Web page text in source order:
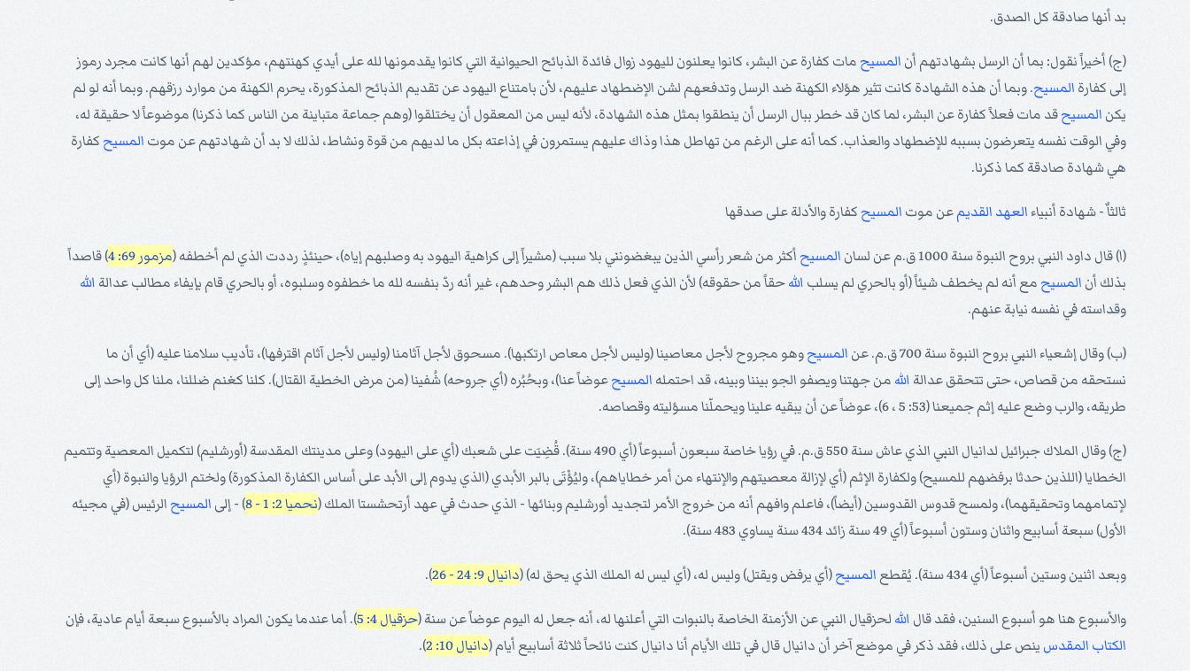
بد أنها صادقة كل الصدق.
(ج) أخيراً نقول: بما أن الرسل بشهادتهم أن المسيح مات كفارة عن البشر، كانوا يعلنون لليهود زوال فائدة الذبائح الحيوانية التي كانوا يقدمونها لله على أيدي كهنتهم، مؤكدين لهم أنها كانت مجرد رموز
إلى كفارة المسيح. وبما أن هذه الشهادة كانت تثير هؤلاء الكهنة ضد الرسل وتدفعهم لشن الإضطهاد عليهم، لأن بامتناع اليهود عن تقديم الذبائح المذكورة، يحرم الكهنة من موارد رزقهم. وبما أنه لو لم
يكن المسيحقد مات فعلاً كفارة عن البشر، لما كان قد خطر ببال الرسل أن ينطقوا بمثل هذه الشهادة، لأنه ليس من المعقول أن يختلقوا (وهم جماعة متباينة من الناس كما ذكرنا) موضوعاً لا حقيقة له،
وفي الوقت نفسه يتعرضون بسببه للإضطهاد والعذاب. كما أنه على الرغم من تهاطل هذا وذاك عليهم يستمرون في إذاعته بكل ما لديهم من قوة ونشاط، لذلك لا بد أن شهادتهم عن موت المسيح كفارة
هي شهادة صادقة كما ذكرنا.
ثالثاٌ - شهادة أنبياء العهد القديمعن موت المسيح كفارة والأدلة على صدقها
(ا) قال داود النبي بروح النبوة سنة 1000 ق.م عن لسان المسيح أكثر من شعر رأسي الذين يبغضونني بلا سبب (مشيراً إلى كراهية اليهود به وصلبهم إياه)، حينئذٍ رددت الذي لم أخطفه (مزمور 69: 4
) قاصداً
بذلك أن المسيح مع أنه لم يخطف شيئاً (أو بالحري لم يسلب اللهحقاً من حقوقه) لأن الذي فعل ذلك هم البشر وحدهم، غير أنه ردّ بنفسه لله ما خطفوه وسلبوه، أو بالحري قام بإيفاء مطالب عدالة الله
وقداسته في نفسه نيابة عنهم.
(ب) وقال إشعياء النبي بروح النبوة سنة 700 ق.م. عن المسيحوهو مجروح لأجل معاصينا (وليس لأجل معاص ارتكبها). مسحوق لأجل آثامنا (وليس لأجل آثام اقترفها)، تأديب سلامنا عليه (أي أن ما
نستحقه من قصاص، حتى تتحقق عدالة الله من جهتنا ويصفو الجو بيننا وبينه، قد احتمله المسيحعوضاً عنا)، وبحُبُره (أي جروحه) شُفينا (من مرض الخطية القتال). كلنا كغنم ضللنا، ملنا كل واحد إلى
طريقه، والرب وضع عليه إثم جميعنا (53: 5 ، 6)، عوضاً عن أن يبقيه علينا ويحملّنا مسؤليته وقصاصه.
(ج) وقال الملاك جبرائيل لدانيال النبي الذي عاش سنة 550 ق.م. في رؤيا خاصة سبعون أسبوعاً (أي 490 سنة). قُضِيَت على شعبك (أي على اليهود) وعلى مدينتك المقدسة (أورشليم) لتكميل المعصية وتتميم
الخطايا (اللذين حدثا برفضهم للمسيح) ولكفارة الإثم (أي لإزالة معصيتهم والإنتهاء من أمر خطاياهم)، وليُؤْتَى بالبر الأبدي (الذي يدوم إلى الأبد على أساس الكفارة المذكورة) ولختم الرؤيا والنبوة (أي
لإتمامهما وتحقيقهما)، ولمسح قدوس القدوسين (أيضاً)، فاعلم وافهم أنه من خروج الأمر لتجديد أورشليم وبنائها - الذي حدث في عهد أرتحشستا الملك (نحميا 2: 1 - 8 ) - إلى المسيح الرئيس (في مجيئه
الأول) سبعة أسابيع واثنان وستون أسبوعاً (أي 49 سنة زائد 434 سنة يساوي 483 سنة).
وبعد اثنين وستين أسبوعاً (أي 434 سنة). يُقطع المسيح(أي يرفض ويقتل) وليس له، (أي ليس له الملك الذي يحق له) (دانيال 9: 24 - 26 ).
والأسبوع هنا هو أسبوع السنين، فقد قال الله لحزقيال النبي عن الأزمنة الخاصة بالنبوات التي أعلنها له، أنه جعل له اليوم عوضاً عن سنة (حزقيال 4: 5
). أما عندما يكون المراد بالأسبوع سبعة أيام عادية، فإن
الكتاب المقدس ينص على ذلك، فقد ذكر في موضع آخر أن دانيال قال في تلك الأيام أنا دانيال كنت نائحاً ثلاثة أسابيع أيام (دانيال 10: 2 ).